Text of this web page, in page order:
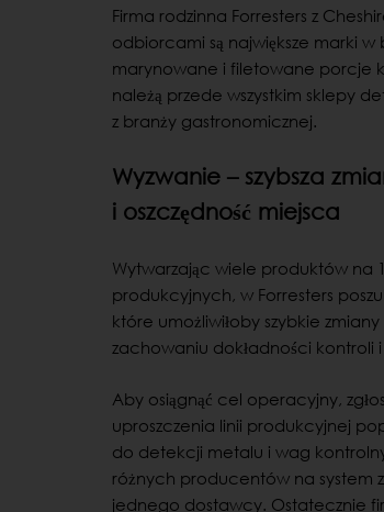
Firma rodzinna Forresters z
odbiorcami są największe marki
marynowane i filetowane porcje
należą przede wszystkim sklepy
z branży gastronomicznej.
Wyzwanie – szybsza
i oszczędność miejsca
Wytwarzając wiele produktów na
produkcyjnych, w Forresters
które umożliwiłoby szybkie
zachowaniu dokładności kontroli
Aby osiągnąć cel operacyjny,
uproszczenia linii produkcyjnej
do detekcji metalu i wag
różnych producentów na system
jednego dostawcy. Ostatecznie